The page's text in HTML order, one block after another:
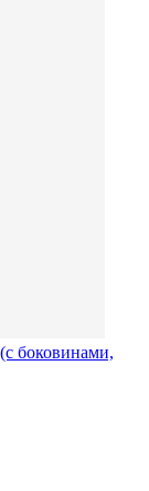
боковинами,